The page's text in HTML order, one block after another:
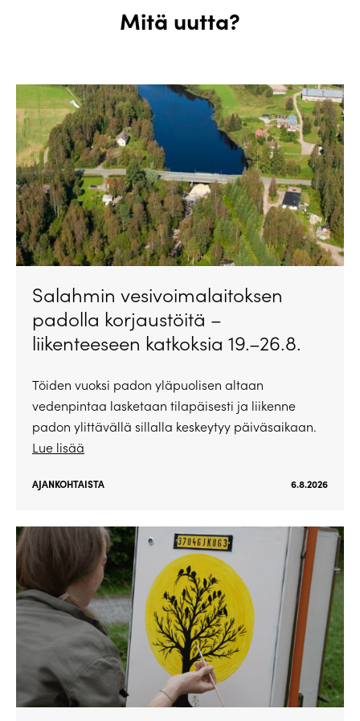
Mitä uutta?
Salahmin vesivoimalaitoksen
padolla korjaustöitä –
liikenteeseen katkoksia 19.–26.8.
Töiden vuoksi padon yläpuolisen altaan
vedenpintaa lasketaan tilapäisesti ja liikenne
padon ylittävällä sillalla keskeytyy päiväsaikaan.
Lue lisää
AJANKOHTAISTA 6.8.2026